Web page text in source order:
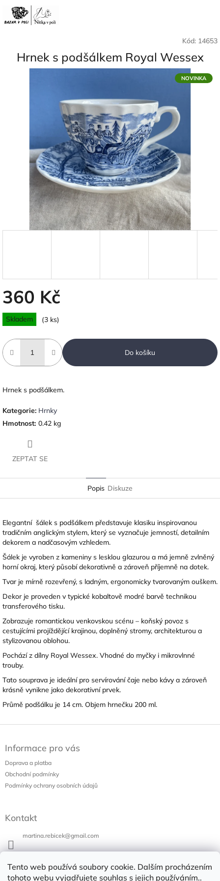
Tento web používá soubory cookie. Dalším procházením
tohoto webu vyjadřujete souhlas s jejich používáním..
obsah
Kód: 14653
Hrnek s podšálkem Royal Wessex
NOVINKA
360 Kč
Měrná
cena:
Skladem (3 ks)
Do košíku
Hrnek s podšálkem.
Kategorie: Hrnky
Hmotnost: 0.42 kg
ZEPTAT SE
Popis Diskuze
Elegantní šálek s podšálkem představuje klasiku inspirovanou
tradičním anglickým stylem, který se vyznačuje jemností, detailním
dekorem a nadčasovým vzhledem.
Šálek je vyroben z kameniny s lesklou glazurou a má jemně zvlněný
horní okraj, který působí dekorativně a zároveň příjemně na dotek.
Tvar je mírně rozevřený, s ladným, ergonomicky tvarovaným ouškem.
Dekor je proveden v typické kobaltově modré barvě technikou
transferového tisku.
Zobrazuje romantickou venkovskou scénu – koňský povoz s
cestujícími projíždějící krajinou, doplněný stromy, architekturou a
stylizovanou oblohou.
Pochází z dílny Royal Wessex. Vhodné do myčky i mikrovlnné
trouby.
Tato souprava je ideální pro servírování čaje nebo kávy a zároveň
krásně vynikne jako dekorativní prvek.
Průmě podšálku je 14 cm. Objem hrnečku 200 ml.
Informace pro vás
Doprava a platba
Obchodní podmínky
Podmínky ochrany osobních údajů
Kontakt
martina.rebicek@gmail.com
Bazar v Poli